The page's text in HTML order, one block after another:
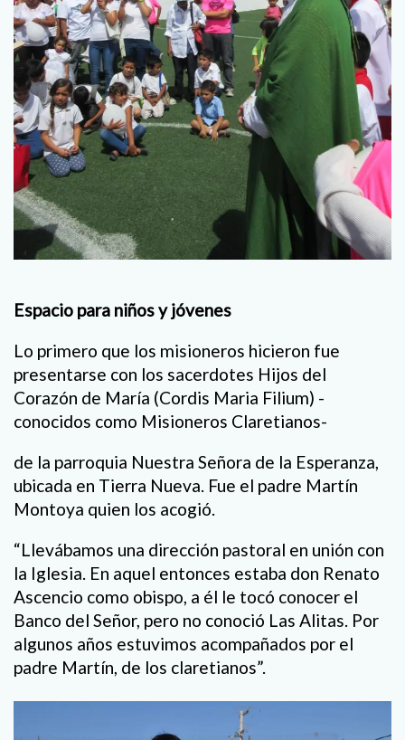
Espacio para niños y jóvenes
Lo primero que los misioneros hicieron fue
presentarse con los sacerdotes Hijos del
Corazón de María (Cordis Maria Filium) -
conocidos como Misioneros Claretianos-
de la parroquia Nuestra Señora de la Esperanza,
ubicada en Tierra Nueva. Fue el padre Martín
Montoya quien los acogió.
“Llevábamos una dirección pastoral en unión con
la Iglesia. En aquel entonces estaba don Renato
Ascencio como obispo, a él le tocó conocer el
Banco del Señor, pero no conoció Las Alitas. Por
algunos años estuvimos acompañados por el
padre Martín, de los claretianos”.